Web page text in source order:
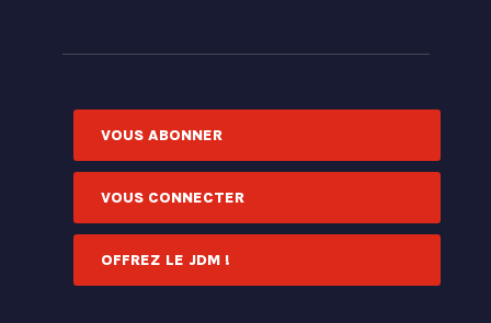
VOUS ABONNER
VOUS CONNECTER
OFFREZ LE JDM !